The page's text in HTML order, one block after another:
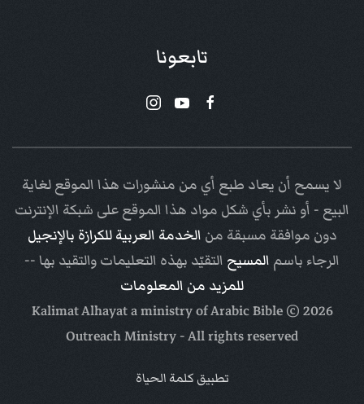
تابعونا
لا يسمح أن يعاد طبع أي من منشورات هذا الموقع لغاية
البيع - أو نشر بأي شكل مواد هذا الموقع على شبكة الإنترنت
دون موافقة مسبقة من الخدمة العربية للكرازة بالإنجيل
الرجاء باسم المسيح التقيّد بهذه التعليمات والتقيد بها --
للمزيد من المعلومات
2026
© Kalimat Alhayat a ministry of
Arabic Bible
Outreach Ministry- All rights reserved
تطبيق كلمة الحياة